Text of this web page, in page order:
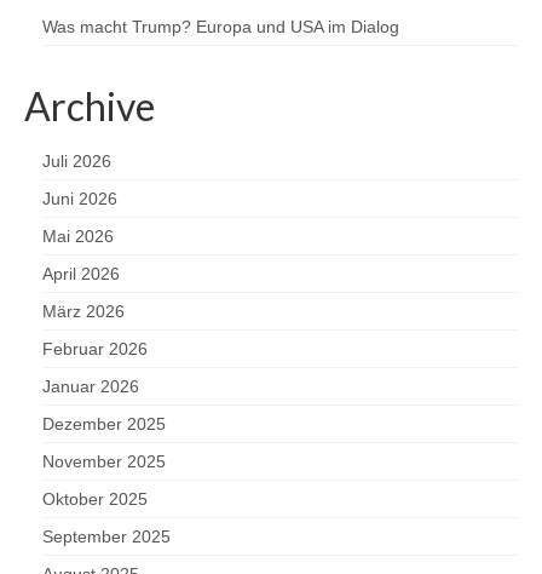
Was macht Trump? Europa und USA im Dialog
Archive
Juli 2026
Juni 2026
Mai 2026
April 2026
März 2026
Februar 2026
Januar 2026
Dezember 2025
November 2025
Oktober 2025
September 2025